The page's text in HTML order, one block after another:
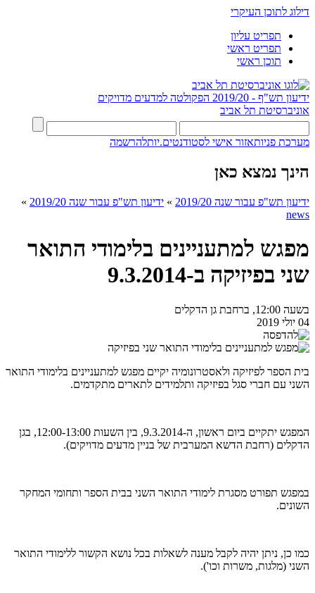
דילוג לתוכן העיקרי
תפריט עליון
תפריט ראשי
תוכן ראשי
ידיעון תש"ף - 2019/20
הפקולטה למדעים מדויקים
אוניברסיטת תל אביב
מערכת פניותאזור אישי לסטודנטים.יותלהרשמה
הינך נמצא כאן
ידיעון תש"פ עבור שנה 2019/20 » ידיעון תש"פ עבור שנה 2019/20
»
news
מפגש למתעניינים בלימודי התואר
שני בפיזיקה ב-9.3.2014
בשעה 12:00, ברחבת גן הדקלים
04 יולי 2019
בית הספר לפיזיקה ולאסטרונומיה יקיים מפגש למתעניינים בלימודי התואר
השני עם חברי סגל בפיזיקה ותלמידים לתארים מתקדמים.
המפגש יתקיים ביום ראשון, ה-9.3.2014, בין השעות 12:00-13:00, בגן
הדקלים (רחבת הדשא המערבית של בניין מדעים מדויקים).
במפגש תפורט מסגרת לימודי התואר השני בבית הספר ותחומי המחקר
השונים.
כמו כן, ניתן יהיה לקבל מענה לשאלות בכל נושא הקשור ללימודי התואר
השני (מלגות, משרות וכו').